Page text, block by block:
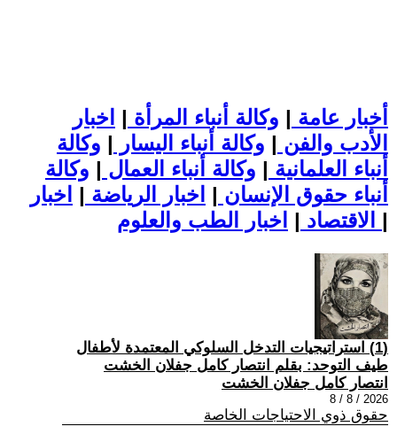
أخبار عامة | وكالة أنباء المرأة | اخبار
الأدب والفن | وكالة أنباء اليسار | وكالة
أنباء العلمانية | وكالة أنباء العمال | وكالة
أنباء حقوق الإنسان | اخبار الرياضة | اخبار
الاقتصاد | |
(1) استراتيجيات التدخل السلوكي المعتمدة لأطفال
طيف التوحد: بقلم انتصار كامل جفلان الخشت
انتصار كامل جفلان الخشت
2026 / 8 / 8
حقوق ذوي الاحتياجات الخاصة